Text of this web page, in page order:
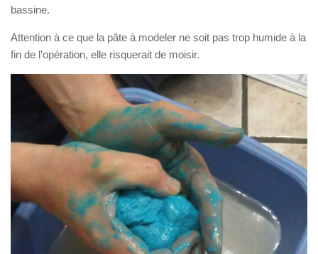
bassine.
Attention à ce que la pâte à modeler ne soit pas trop humide à la
fin de l’opération, elle risquerait de moisir.